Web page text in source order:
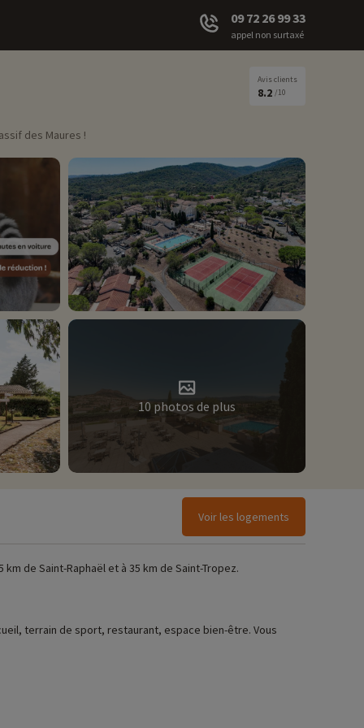
09 72 26 99 33
appel non surtaxé
Avis clients
8.2 /10
des Maures !
10 photos de plus
Voir les logements
de Saint-Raphaël et à 35 km de Saint-Tropez.
terrain de sport, restaurant, espace bien-être. Vous